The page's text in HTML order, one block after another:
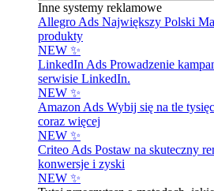
Inne systemy reklamowe
Allegro Ads Największy Polski
produkty
NEW ✨
LinkedIn Ads Prowadzenie
serwisie LinkedIn.
NEW ✨
Amazon Ads Wybij się na tle
coraz więcej
NEW ✨
Criteo Ads Postaw na skuteczny
konwersje i zyski
NEW ✨